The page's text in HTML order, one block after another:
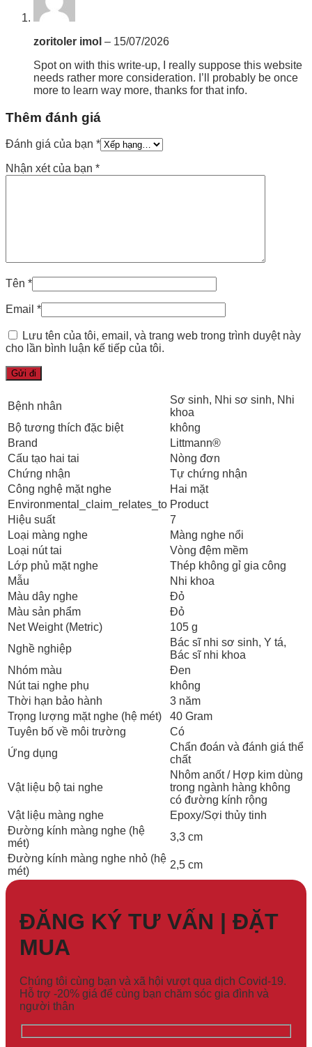
zoritoler imol – 15/07/2026
Spot on with this write-up, I really suppose this website
needs rather more consideration. I’ll probably be once
more to learn way more, thanks for that info.
Thêm đánh giá
Đánh giá của bạn *
Nhận xét của bạn *
Tên *
Email *
Lưu tên của tôi, email, và trang web trong trình duyệt này
cho lần bình luận kế tiếp của tôi.
Bệnh nhân
Sơ sinh, Nhi sơ sinh, Nhi
khoa
Bộ tương thích đặc biệt
không
Brand
Littmann®
Cấu tạo hai tai
Nòng đơn
Chứng nhận
Tự chứng nhận
Công nghệ mặt nghe
Hai mặt
Environmental_claim_relates_to Product
Hiệu suất
7
Loại màng nghe
Màng nghe nổi
Loại nút tai
Vòng đệm mềm
Lớp phủ mặt nghe
Thép không gỉ gia công
Mẫu
Nhi khoa
Màu dây nghe
Đỏ
Màu sản phẩm
Đỏ
Net Weight (Metric)
105 g
Nghề nghiệp
Bác sĩ nhi sơ sinh, Y tá,
Bác sĩ nhi khoa
Nhóm màu
Đen
Nút tai nghe phụ
không
Thời hạn bảo hành
3 năm
Trọng lượng mặt nghe (hệ mét)
40 Gram
Tuyên bố về môi trường
Có
Ứng dụng
Chẩn đoán và đánh giá thể
chất
Vật liệu bộ tai nghe
Nhôm anốt / Hợp kim dùng
trong ngành hàng không
có đường kính rộng
Vật liệu màng nghe
Epoxy/Sợi thủy tinh
Đường kính màng nghe (hệ
mét)
3,3 cm
Đường kính màng nghe nhỏ (hệ
mét)
2,5 cm
ĐĂNG KÝ TƯ VẤN | ĐẶT
MUA
Chúng tôi cùng bạn và xã hội vượt qua dịch Covid-19.
Hỗ trợ -20% giá để cùng bạn chăm sóc gia đình và
người thân